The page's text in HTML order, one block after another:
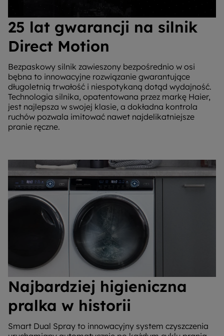
25 lat gwarancji na silnik
Direct Motion
Bezpaskowy silnik zawieszony bezpośrednio w osi
bębna to innowacyjne rozwiązanie gwarantujące
długoletnią trwałość i niespotykaną dotąd wydajność.
Technologia silnika, opatentowana przez markę Haier,
jest najlepsza w swojej klasie, a dokładna kontrola
ruchów pozwala imitować nawet najdelikatniejsze
pranie ręczne.
Najbardziej higieniczna
pralka w historii
Smart Dual Spray to innowacyjny system czyszczenia